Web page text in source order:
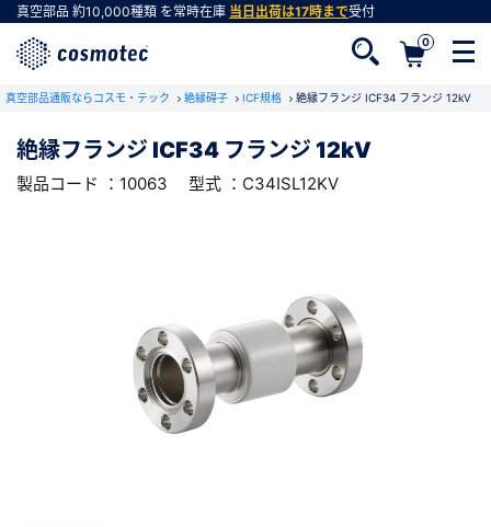
真空部品 約10,000種類 を常時在庫 当日出荷は17時まで受付
0
真空部品通販ならコスモ・テック 絶縁碍子 ICF規格 絶縁フランジ ICF34 フランジ 12kV
絶縁フランジ ICF34 フランジ 12kV
製品コード ：10063 型式 ：C34ISL12KV
RoHS2適合報告書のダウンロード
下記製品のRoHS2適合報告書のダウンロードをします。
絶縁フランジ ICF34 フランジ 12kV
ダウンロードする
会員登録がお済みでない方